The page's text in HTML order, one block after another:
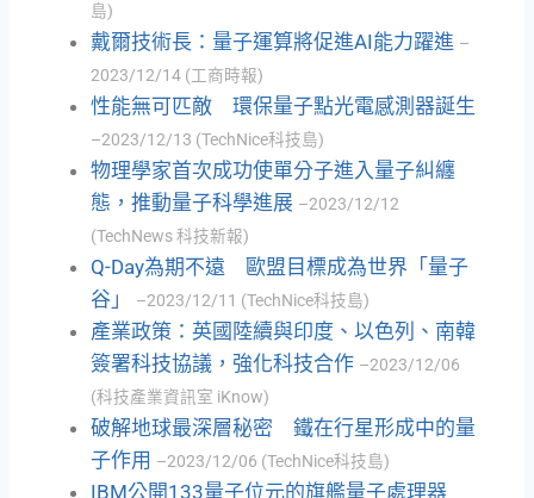
島)
戴爾技術長：量子運算將促進AI能力躍進 –
2023/12/14 (工商時報)
性能無可匹敵 環保量子點光電感測器誕生
–2023/12/13 (TechNice科技島)
物理學家首次成功使單分子進入量子糾纏
態，推動量子科學進展 –2023/12/12
(TechNews 科技新報)
Q-Day為期不遠 歐盟目標成為世界「量子
谷」
–2023/12/11 (TechNice科技島)
產業政策：英國陸續與印度、以色列、南韓
簽署科技協議，強化科技合作 –2023/12/06
(科技產業資訊室 iKnow)
破解地球最深層秘密 鐵在行星形成中的量
子作用 –2023/12/06 (TechNice科技島)
IBM公開133量子位元的旗艦量子處理器